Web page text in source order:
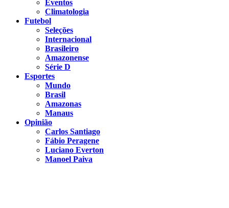
Eventos
Climatologia
Futebol
Seleções
Internacional
Brasileiro
Amazonense
Série D
Esportes
Mundo
Brasil
Amazonas
Manaus
Opinião
Carlos Santiago
Fábio Peragene
Luciano Everton
Manoel Paiva